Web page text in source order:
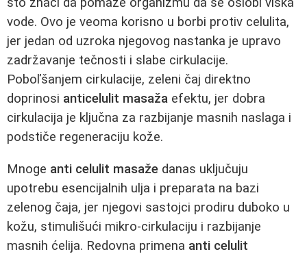
vode. Ovo je veoma korisno u borbi protiv celulita,
jer jedan od uzroka njegovog nastanka je upravo
zadržavanje tečnosti i slabe cirkulacije.
Poboľšanjem cirkulacije, zeleni čaj direktno
doprinosi anticelulit masaža efektu, jer dobra
cirkulacija je ključna za razbijanje masnih naslaga i
podstiče regeneraciju kože.
Mnoge anti celulit masaže danas uključuju
upotrebu esencijalnih ulja i preparata na bazi
zelenog čaja, jer njegovi sastojci prodiru duboko u
kožu, stimulišući mikro-cirkulaciju i razbijanje
masnih ćelija. Redovna primena anti celulit